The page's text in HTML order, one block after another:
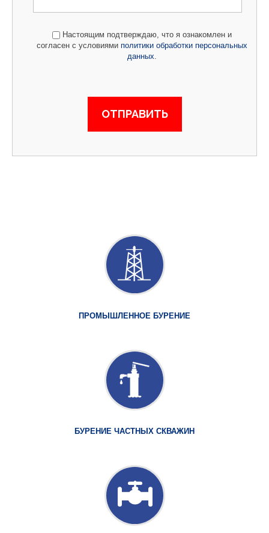
Настоящим подтверждаю, что я ознакомлен и
согласен с условиями политики обработки персональных
данных
ПРОМЫШЛЕННОЕ БУРЕНИЕ
БУРЕНИЕ ЧАСТНЫХ СКВАЖИН